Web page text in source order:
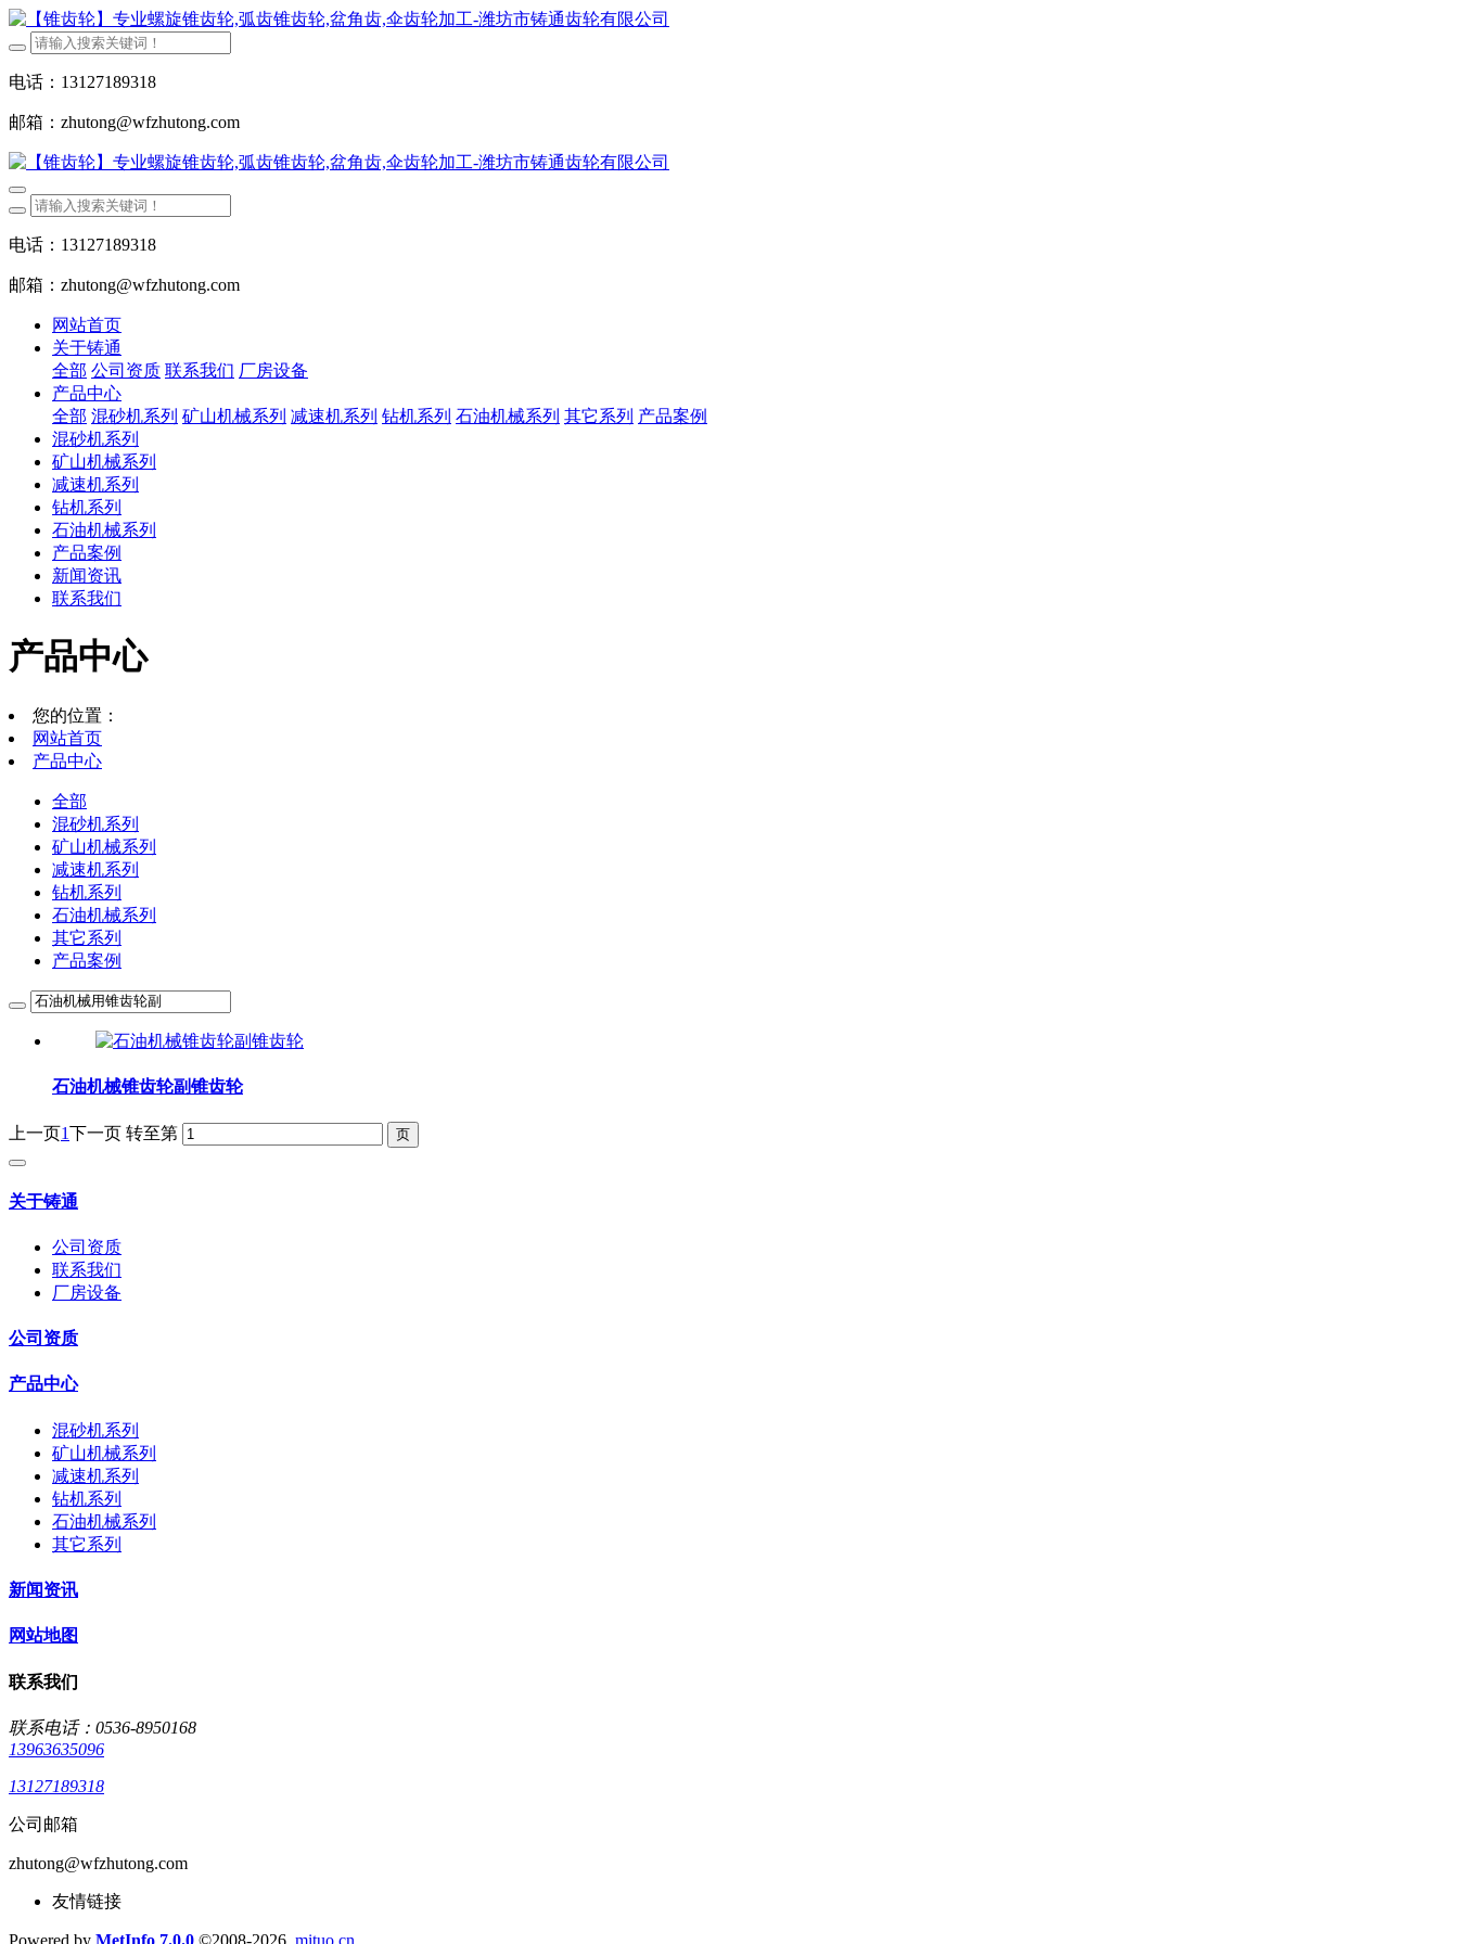
电话：13127189318
邮箱：zhutong@wfzhutong.com
电话：13127189318
邮箱：zhutong@wfzhutong.com
网站首页
关于铸通
全部 公司资质 联系我们 厂房设备
产品中心
全部 混砂机系列 矿山机械系列 减速机系列 钻机系列 石油机械系列 其它系列 产品案例
混砂机系列
矿山机械系列
减速机系列
钻机系列
石油机械系列
产品案例
新闻资讯
联系我们
产品中心
您的位置：
网站首页
产品中心
全部
混砂机系列
矿山机械系列
减速机系列
钻机系列
石油机械系列
其它系列
产品案例
石油机械锥齿轮副锥齿轮
上一页1下一页 转至第
关于铸通
公司资质
联系我们
厂房设备
公司资质
产品中心
混砂机系列
矿山机械系列
减速机系列
钻机系列
石油机械系列
其它系列
新闻资讯
网站地图
联系我们
联系电话：0536-8950168
13963635096
13127189318
公司邮箱
zhutong@wfzhutong.com
友情链接
Powered by MetInfo 7.0.0 ©2008-2026 mituo.cn